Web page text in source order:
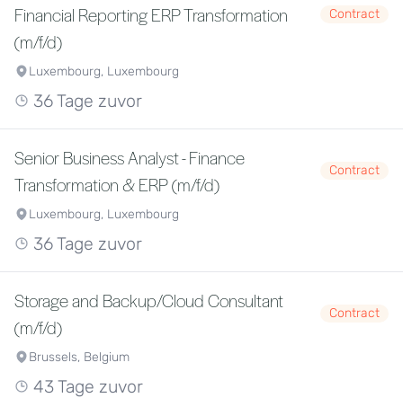
Financial Reporting ERP Transformation
(m/f/d)
Contract
Luxembourg, Luxembourg
36 Tage zuvor
Senior Business Analyst - Finance
Transformation & ERP (m/f/d)
Contract
Luxembourg, Luxembourg
36 Tage zuvor
Storage and Backup/Cloud Consultant
(m/f/d)
Contract
Brussels, Belgium
43 Tage zuvor